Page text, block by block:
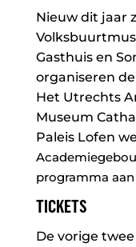
Nieuw dit jaar
Gasthuis en
organiseren
Het Utrechts
Museum
Paleis Lofen
programma
TICKETS
De vorige